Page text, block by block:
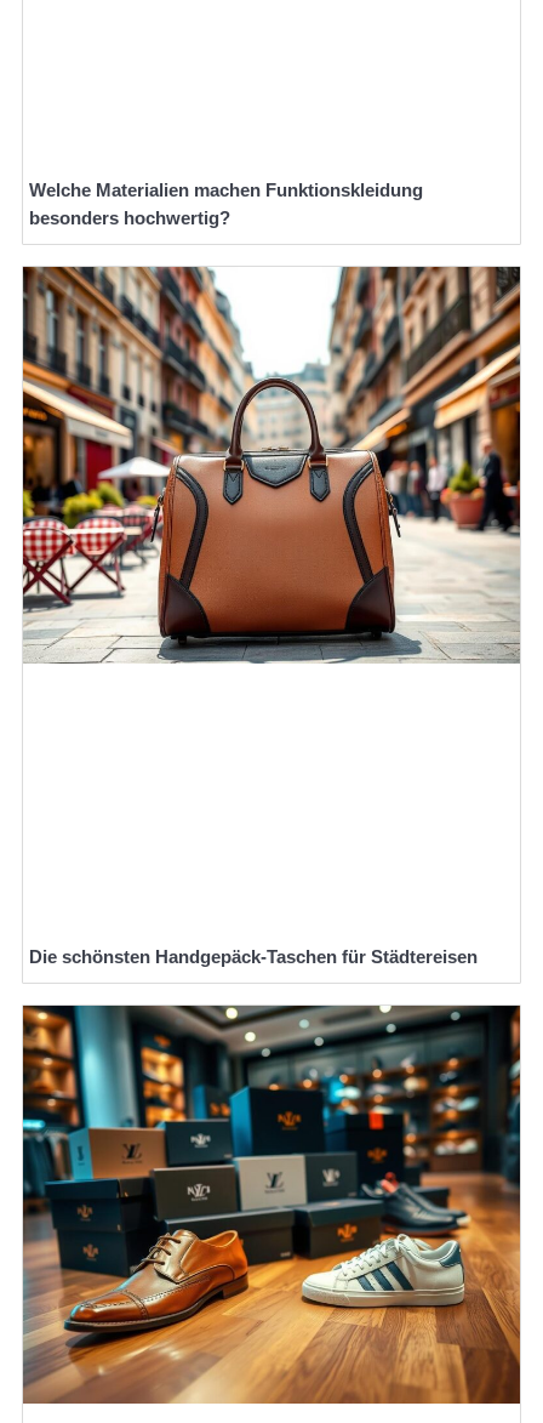
Welche Materialien machen Funktionskleidung
besonders hochwertig?
Die schönsten Handgepäck-Taschen für Städtereisen